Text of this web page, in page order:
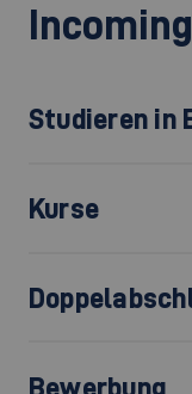
Studieren in
Kurse
Bewerbung